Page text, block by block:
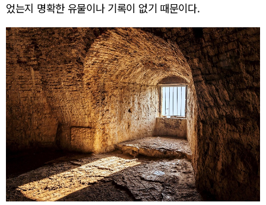
었는지 명확한 유물이나 기록이 없기 때문이다.